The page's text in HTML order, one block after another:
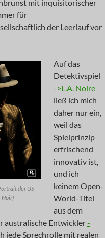
mit inquisitorischer
für
der Leerlauf vor
der US-
Noir)
Auf das
Detektivspiel
->L.A. Noire
ließ ich mich
daher nur ein,
weil das
Spielprinzip
erfrischend
innovativ ist,
und ich
keinem Open-
World-Titel
aus dem
australische Entwickler-
jede Sprechrolle mit realen